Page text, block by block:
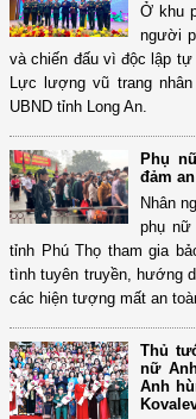
Ở khu
người
và chiến đấu vì độc lập
Lực lượng vũ trang
UBND tỉnh Long An.
Phụ
đảm
Nhân
phụ
tỉnh Phú Thọ tham gia
tình tuyên truyền, hướng
các hiện tượng mất an
Thủ
nữ
Anh